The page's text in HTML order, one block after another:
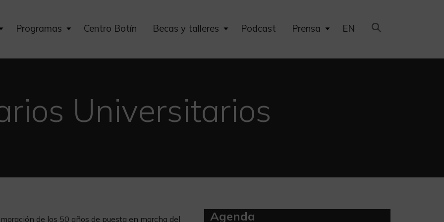
ExpandProgramas
ExpandCentro Botín Becas y talleres
ExpandPodcast Prensa
Expand
EN
Universitarios
de los 50 años de puesta en marcha del
Agenda